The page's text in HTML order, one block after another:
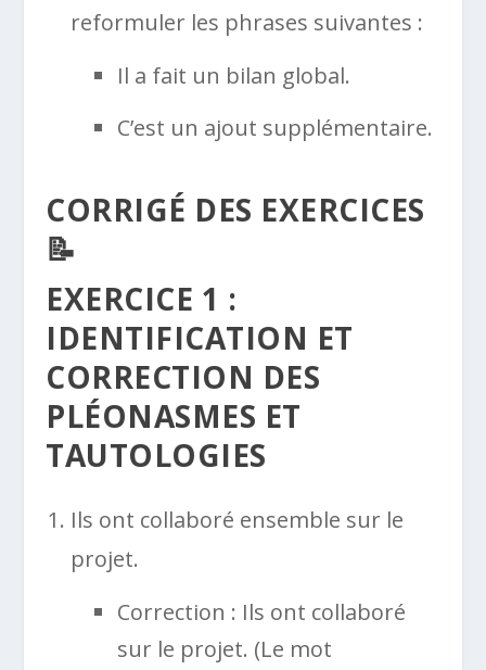
reformuler les phrases suivantes :
Il a fait un bilan global.
C’est un ajout supplémentaire.
CORRIGÉ DES EXERCICES
📝
EXERCICE 1 :
IDENTIFICATION ET
CORRECTION DES
PLÉONASMES ET
TAUTOLOGIES
Ils ont collaboré ensemble sur le
projet.
Correction : Ils ont collaboré
sur le projet. (Le mot